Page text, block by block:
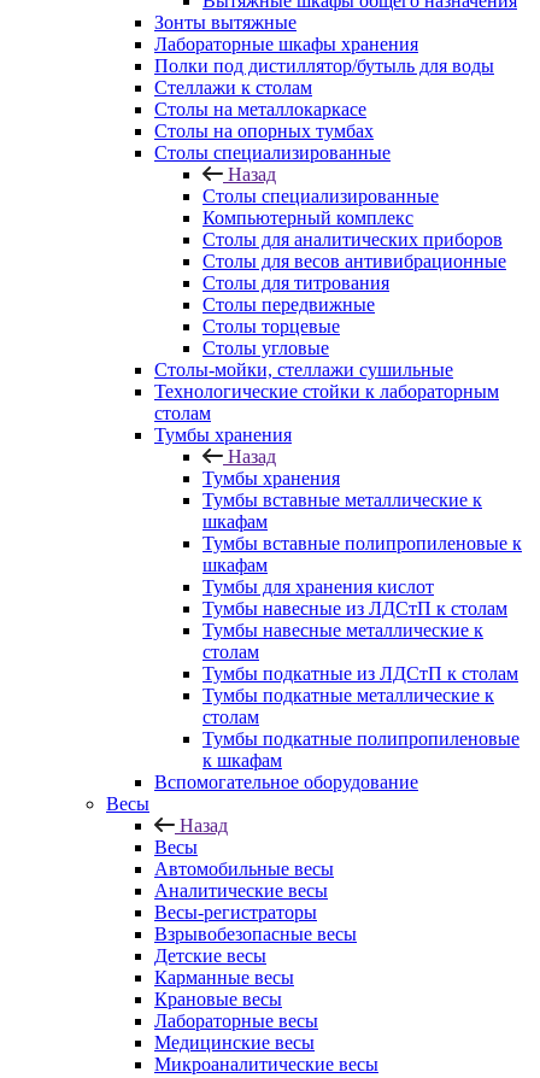
Зонты вытяжные
Лабораторные шкафы хранения
Полки под дистиллятор/бутыль для воды
Стеллажи к столам
Столы на металлокаркасе
Столы на опорных тумбах
Столы специализированные
Назад
Столы специализированные
Компьютерный комплекс
Столы для аналитических приборов
Столы для весов антивибрационные
Столы для титрования
Столы передвижные
Столы торцевые
Столы угловые
Столы-мойки, стеллажи сушильные
Технологические стойки к лабораторным
столам
Тумбы хранения
Назад
Тумбы хранения
Тумбы вставные металлические к
шкафам
Тумбы вставные полипропиленовые к
шкафам
Тумбы для хранения кислот
Тумбы навесные из ЛДСтП к столам
Тумбы навесные металлические к
столам
Тумбы подкатные из ЛДСтП к столам
Тумбы подкатные металлические к
столам
Тумбы подкатные полипропиленовые
к шкафам
Вспомогательное оборудование
Весы
Назад
Весы
Автомобильные весы
Аналитические весы
Весы-регистраторы
Взрывобезопасные весы
Детские весы
Карманные весы
Крановые весы
Лабораторные весы
Медицинские весы
Микроаналитические весы